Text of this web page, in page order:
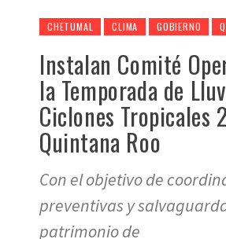
CHETUMAL CLIMA GOBIERNO
Instalan Comité
la Temporada de
Ciclones Tropicales
Quintana Roo
Con el objetivo de
preventivas y
patrimonio de